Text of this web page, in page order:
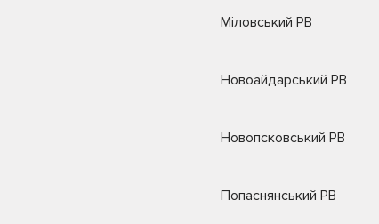
Міловський РВ
Новоайдарський РВ
Новопсковський РВ
Попаснянський РВ